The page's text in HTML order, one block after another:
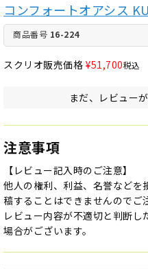
コンフォートオアシス
商品番号 16-224
スクリオ販売価格 ¥51,700税込
まだ、レビュー
注意事項
【レビュー記入時のご注意】
他人の権利、利益、名誉などを
稿することはできませんのでご
レビュー内容が不適切と判断
場合がございます。